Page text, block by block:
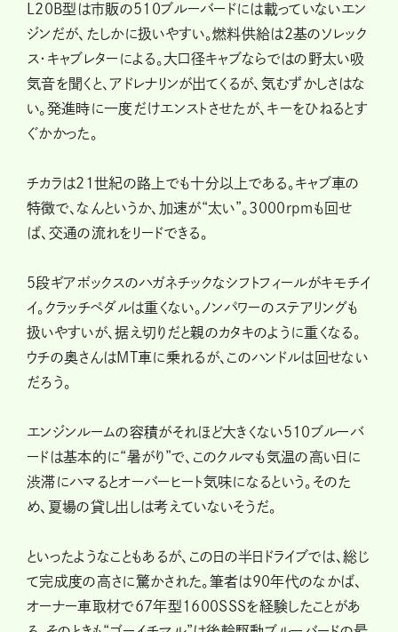
L20B型は市販の510ブルーバードには載っていないエン
ジンだが、たしかに扱いやすい。燃料供給は２基のソレック
ス・キャブレターによる。大口径キャブならではの野太い吸
気音を聞くと、アドレナリンが出てくるが、気むずかしさはな
い。発進時に一度だけエンストさせたが、キーをひねるとす
ぐかかった。
チカラは21世紀の路上でも十分以上である。キャブ車の
特徴で、なんというか、加速が“太い”。3000rpmも回せ
ば、交通の流れをリードできる。
５段ギアボックスのハガネチックなシフトフィールがキモチイ
イ。クラッチペダルは重くない。ノンパワーのステアリングも
扱いやすいが、据え切りだと親のカタキのように重くなる。
ウチの奥さんはMT車に乗れるが、このハンドルは回せない
だろう。
エンジンルームの容積がそれほど大きくない510ブルーバ
ードは基本的に“暑がり”で、このクルマも気温の高い日に
渋滞にハマるとオーバーヒート気味になるという。そのた
め、夏場の貸し出しは考えていないそうだ。
といったようなこともあるが、この日の半日ドライブでは、総じ
て完成度の高さに驚かされた。筆者は90年代のなかば、
オーナー車取材で67年型1600SSSを経験したことがあ